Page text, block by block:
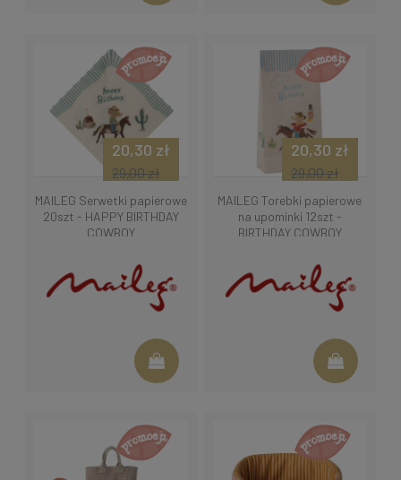
MAILEG Serwetki papierowe
20szt - HAPPY BIRTHDAY
COWBOY
20,30 zł
29,00 zł
MAILEG Torebki papierowe
na upominki 12szt -
BIRTHDAY COWBOY
20,30 zł
29,00 zł